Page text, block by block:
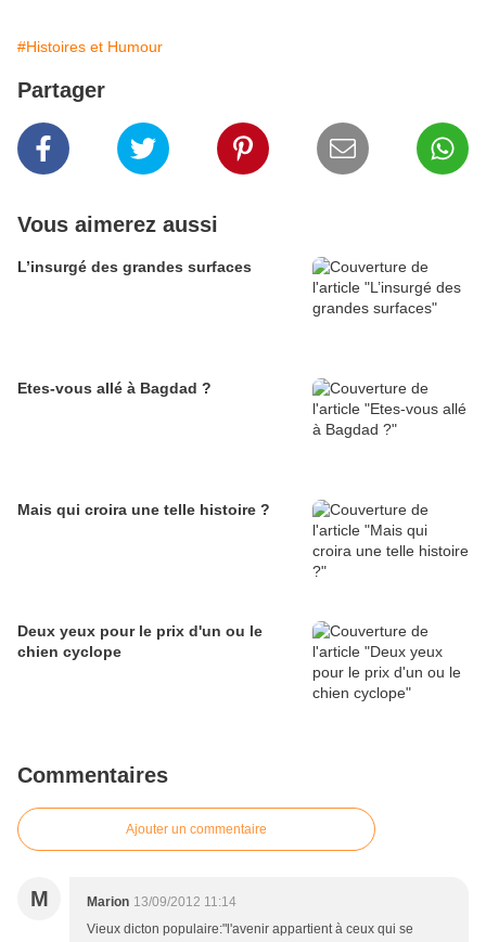
#Histoires et Humour
Partager
Vous aimerez aussi
L’insurgé des grandes surfaces
Etes-vous allé à Bagdad ?
Mais qui croira une telle histoire ?
Deux yeux pour le prix d'un ou le
chien cyclope
Commentaires
Ajouter un commentaire
M Marion 13/09/2012 11:14
Vieux dicton populaire:"l'avenir appartient à ceux qui se